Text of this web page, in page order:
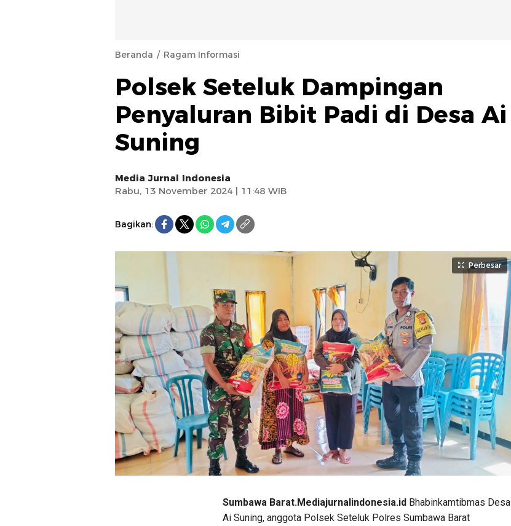
Beranda Ragam Informasi
Polsek Seteluk Dampingan
Penyaluran Bibit Padi di Desa Ai
Suning
Media Jurnal Indonesia
Rabu, 13 November 2024 | 11:48 WIB
Bagikan:
Perbesar
Sumbawa Barat.Mediajurnalindonesia.id Bhabinkamtibmas Desa
Ai Suning, anggota Polsek Seteluk Polres Sumbawa Barat